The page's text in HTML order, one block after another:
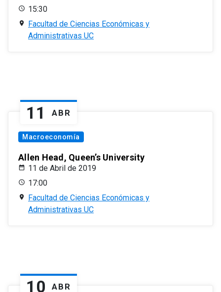
15:30
Facultad de Ciencias Económicas y
Administrativas UC
11 ABR
Macroeconomía
Allen Head, Queen’s University
11 de Abril de 2019
17:00
Facultad de Ciencias Económicas y
Administrativas UC
10 ABR